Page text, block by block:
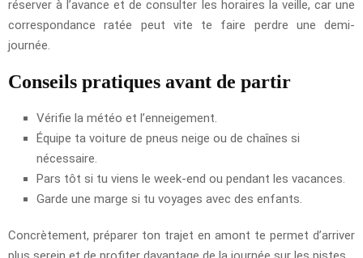
réserver à l’avance et de consulter les horaires la veille, car une
correspondance ratée peut vite te faire perdre une demi-
journée.
Conseils pratiques avant de partir
Vérifie la météo et l’enneigement.
Équipe ta voiture de pneus neige ou de chaînes si
nécessaire.
Pars tôt si tu viens le week-end ou pendant les vacances.
Garde une marge si tu voyages avec des enfants.
Concrètement, préparer ton trajet en amont te permet d’arriver